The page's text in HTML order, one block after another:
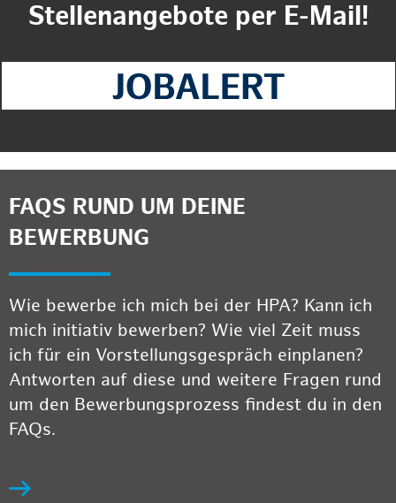
Stellenangebote per E-Mail!
FAQS RUND UM DEINE
BEWERBUNG
Wie bewerbe ich mich bei der HPA? Kann ich
mich initiativ bewerben? Wie viel Zeit muss
ich für ein Vorstellungsgespräch einplanen?
Antworten auf diese und weitere Fragen rund
um den Bewerbungsprozess findest du in den
FAQs.